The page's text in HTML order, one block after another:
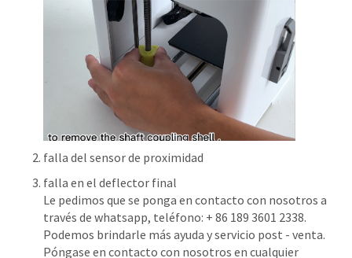
falla del sensor de proximidad
falla en el deflector final
Le pedimos que se ponga en contacto con nosotros a
través de whatsapp, teléfono: + 86 189 3601 2338.
Podemos brindarle más ayuda y servicio post - venta.
Póngase en contacto con nosotros en cualquier